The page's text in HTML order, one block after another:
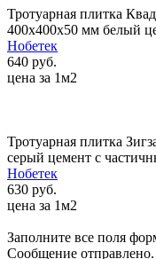
Тротуарная плитка
400х400х50 мм белый
Нобетек
640 руб.
цена за 1м2
Тротуарная плитка
серый цемент с
Нобетек
630 руб.
цена за 1м2
Заполните все поля
Сообщение